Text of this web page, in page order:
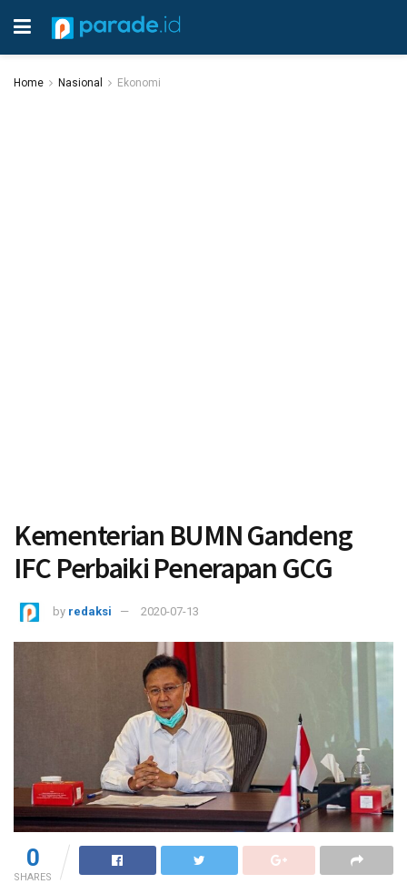
Home Nasional Ekonomi
Kementerian BUMN Gandeng
IFC Perbaiki Penerapan GCG
by redaksi 2020-07-13
0
SHARES